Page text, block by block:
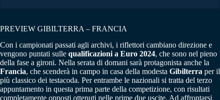
PREVIEW GIBILTERRA – FRANCIA
Con i campionati passati agli archivi, i riflettori cambiano direzione e
vengono puntati sulle qualificazioni a Euro 2024, che sono nel pieno
della fase a gironi. Nella serata di domani sarà protagonista anche la
Francia, che scenderà in campo in casa della modesta Gibilterra per il
più classico dei testacoda. Per entrambe le nazionali si tratta del terzo
appuntamento in questa prima parte della competizione, con risultati
completamente opposti ottenuti nelle prime due uscite. Ad affrontarsi